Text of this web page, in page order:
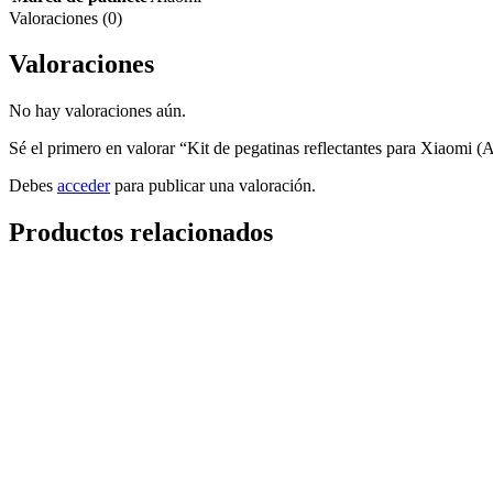
Valoraciones (0)
Valoraciones
No hay valoraciones aún.
Sé el primero en valorar “Kit de pegatinas reflectantes para Xiaomi
Debes accederpara publicar una valoración.
Productos relacionados